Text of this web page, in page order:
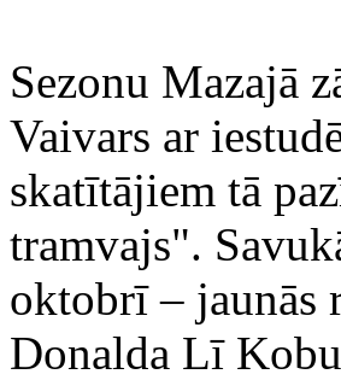
Sezonu Mazajā
Vaivars ar
skatītājiem tā
tramvajs".
oktobrī – jaunās
Donalda Lī